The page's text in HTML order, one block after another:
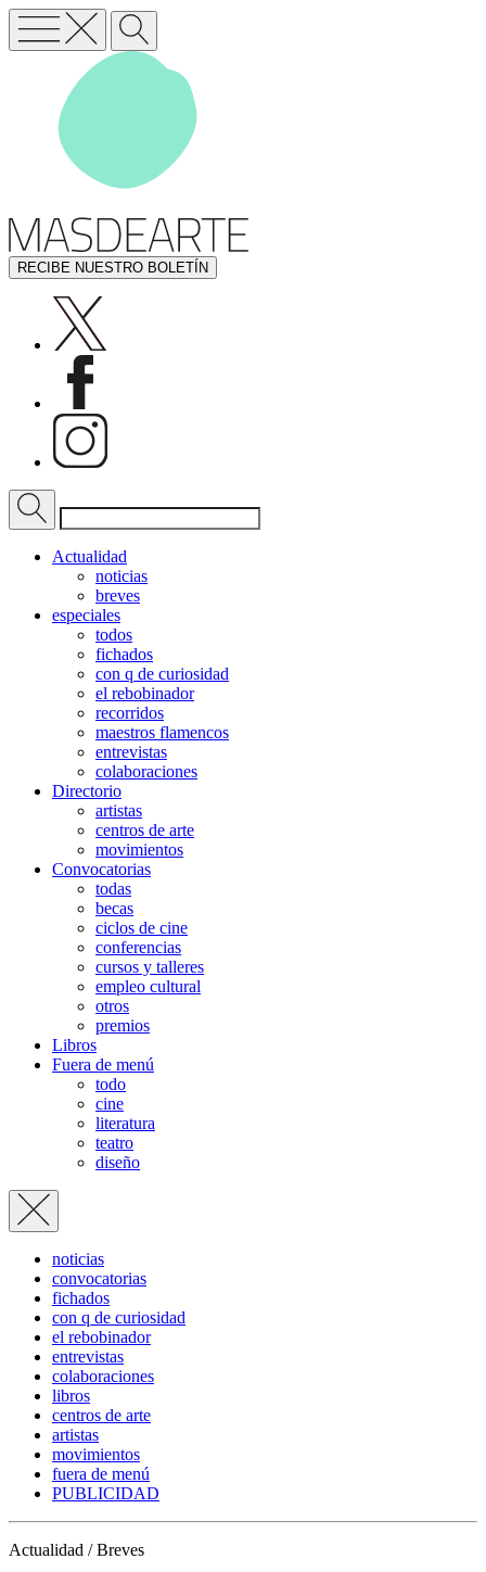
RECIBE NUESTRO BOLETÍN
Actualidad
noticias
breves
especiales
todos
fichados
con q de curiosidad
el rebobinador
recorridos
maestros flamencos
entrevistas
colaboraciones
Directorio
artistas
centros de arte
movimientos
Convocatorias
todas
becas
ciclos de cine
conferencias
cursos y talleres
empleo cultural
otros
premios
Libros
Fuera de menú
todo
cine
literatura
teatro
diseño
noticias
convocatorias
fichados
con q de curiosidad
el rebobinador
entrevistas
colaboraciones
libros
centros de arte
artistas
movimientos
fuera de menú
PUBLICIDAD
Actualidad / Breves